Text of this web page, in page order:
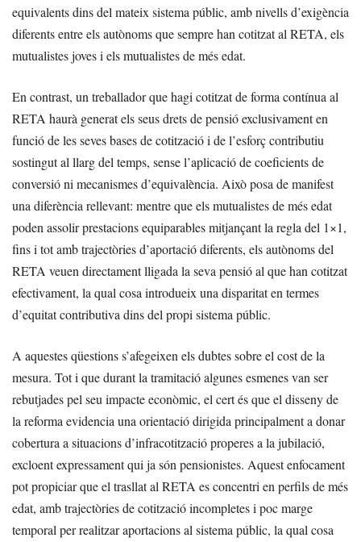
equivalents dins del mateix sistema públic, amb nivells d’exigència
diferents entre els autònoms que sempre han cotitzat al RETA, els
mutualistes joves i els mutualistes de més edat.
En contrast, un treballador que hagi cotitzat de forma contínua al
RETA haurà generat els seus drets de pensió exclusivament en
funció de les seves bases de cotització i de l’esforç contributiu
sostingut al llarg del temps, sense l’aplicació de coeficients de
conversió ni mecanismes d’equivalència. Això posa de manifest
una diferència rellevant: mentre que els mutualistes de més edat
poden assolir prestacions equiparables mitjançant la regla del 1×1,
fins i tot amb trajectòries d’aportació diferents, els autònoms del
RETA veuen directament lligada la seva pensió al que han cotitzat
efectivament, la qual cosa introdueix una disparitat en termes
d’equitat contributiva dins del propi sistema públic.
A aquestes qüestions s’afegeixen els dubtes sobre el cost de la
mesura. Tot i que durant la tramitació algunes esmenes van ser
rebutjades pel seu impacte econòmic, el cert és que el disseny de
la reforma evidencia una orientació dirigida principalment a donar
cobertura a situacions d’infracotització properes a la jubilació,
excloent expressament qui ja són pensionistes. Aquest enfocament
pot propiciar que el trasllat al RETA es concentri en perfils de més
edat, amb trajectòries de cotització incompletes i poc marge
temporal per realitzar aportacions al sistema públic, la qual cosa